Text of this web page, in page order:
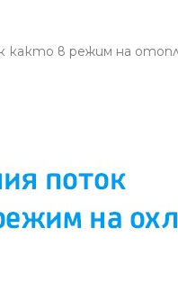
в режим на